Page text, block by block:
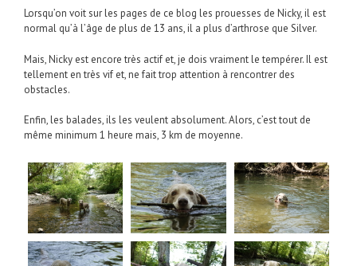
Lorsqu’on voit sur les pages de ce blog les prouesses de Nicky, il est
normal qu’à l’âge de plus de 13 ans, il a plus d’arthrose que Silver.
Mais, Nicky est encore très actif et, je dois vraiment le tempérer. Il est
tellement en très vif et, ne fait trop attention à rencontrer des
obstacles.
Enfin, les balades, ils les veulent absolument. Alors, c’est tout de
même minimum 1 heure mais, 3 km de moyenne.